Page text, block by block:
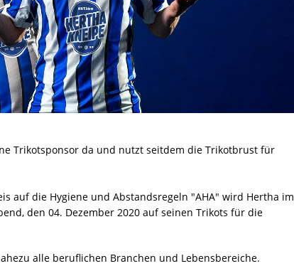
Trikotsponsor da und nutzt seitdem die Trikotbrust für
auf die Hygiene und Abstandsregeln "AHA" wird Hertha im
den 04. Dezember 2020 auf seinen Trikots für die
alle beruflichen Branchen und Lebensbereiche.